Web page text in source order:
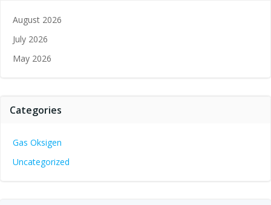
August 2026
July 2026
May 2026
Categories
Gas Oksigen
Uncategorized